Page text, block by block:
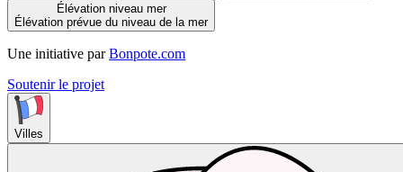
Élévation niveau mer
Élévation prévue du niveau de la mer
Une initiative par Bonpote.com
Soutenir le projet
Villes